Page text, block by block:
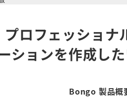
ロフェッショナ
ションを作成し
Bongo 製品概